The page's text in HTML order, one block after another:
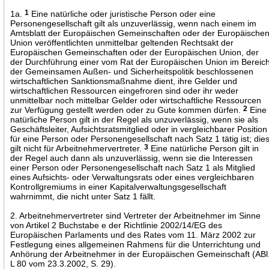
1a.1 Eine natürliche oder juristische Person oder eine
Personengesellschaft gilt als unzuverlässig, wenn nach einem im
Amtsblatt der Europäischen Gemeinschaften oder der
Union veröffentlichten unmittelbar geltenden Rechtsakt der
Europäischen Gemeinschaften oder der Europäischen Union, der
der Durchführung einer vom Rat der Europäischen Union im
der Gemeinsamen Außen- und Sicherheitspolitik beschlossenen
wirtschaftlichen Sanktionsmaßnahme dient, ihre Gelder und
wirtschaftlichen Ressourcen eingefroren sind oder ihr weder
unmittelbar noch mittelbar Gelder oder wirtschaftliche Ressourcen
zur Verfügung gestellt werden oder zu Gute kommen dürfen.2 Eine
natürliche Person gilt in der Regel als unzuverlässig, wenn sie als
Geschäftsleiter, Aufsichtsratsmitglied oder in vergleichbarer Position
für eine Person oder Personengesellschaft nach Satz 1 tätig ist;
gilt nicht für Arbeitnehmervertreter.3 Eine natürliche Person gilt in
der Regel auch dann als unzuverlässig, wenn sie die Interessen
einer Person oder Personengesellschaft nach Satz 1 als Mitglied
eines Aufsichts- oder Verwaltungsrats oder eines vergleichbaren
Kontrollgremiums in einer Kapitalverwaltungsgesellschaft
wahrnimmt, die nicht unter Satz 1 fällt.
2. Arbeitnehmervertreter sind Vertreter der Arbeitnehmer im Sinne
von Artikel 2 Buchstabe e der Richtlinie 2002/14/EG des
Europäischen Parlaments und des Rates vom 11. März 2002 zur
Festlegung eines allgemeinen Rahmens für die Unterrichtung und
Anhörung der Arbeitnehmer in der Europäischen Gemeinschaft
L 80 vom 23.3.2002, S. 29).